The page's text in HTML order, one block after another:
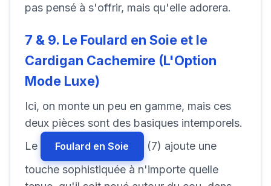
pas pensé à s'offrir, mais qu'elle adorera.
7 & 9. Le Foulard en Soie et le
Cardigan Cachemire (L'Option
Mode Luxe)
Ici, on monte un peu en gamme, mais ces
deux pièces sont des basiques intemporels.
Le
Foulard en Soie
(7) ajoute une
touche sophistiquée à n'importe quelle